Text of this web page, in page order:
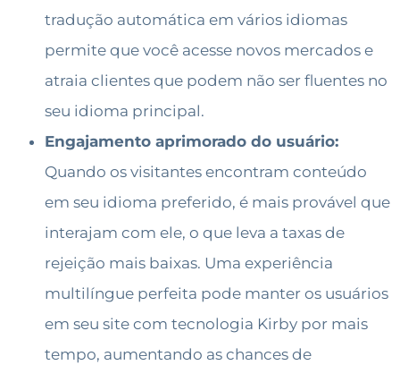
tradução automática em vários idiomas
permite que você acesse novos mercados e
atraia clientes que podem não ser fluentes no
seu idioma principal.
Engajamento aprimorado do usuário:
Quando os visitantes encontram conteúdo
em seu idioma preferido, é mais provável que
interajam com ele, o que leva a taxas de
rejeição mais baixas. Uma experiência
multilíngue perfeita pode manter os usuários
em seu site com tecnologia Kirby por mais
tempo, aumentando as chances de